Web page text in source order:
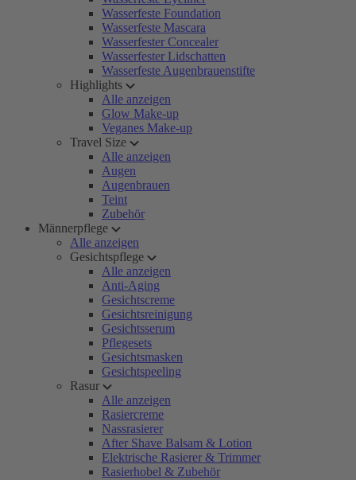
Wasserfeste Foundation
Wasserfeste Mascara
Wasserfester Concealer
Wasserfester Lidschatten
Wasserfeste Augenbrauenstifte
Highlights
Alle anzeigen
Glow Make-up
Veganes Make-up
Travel Size
Alle anzeigen
Augen
Augenbrauen
Teint
Zubehör
Männerpflege
Alle anzeigen
Gesichtspflege
Alle anzeigen
Anti-Aging
Gesichtscreme
Gesichtsreinigung
Gesichtsserum
Pflegesets
Gesichtsmasken
Gesichtspeeling
Rasur
Alle anzeigen
Rasiercreme
Nassrasierer
After Shave Balsam & Lotion
Elektrische Rasierer & Trimmer
Rasierhobel & Zubehör